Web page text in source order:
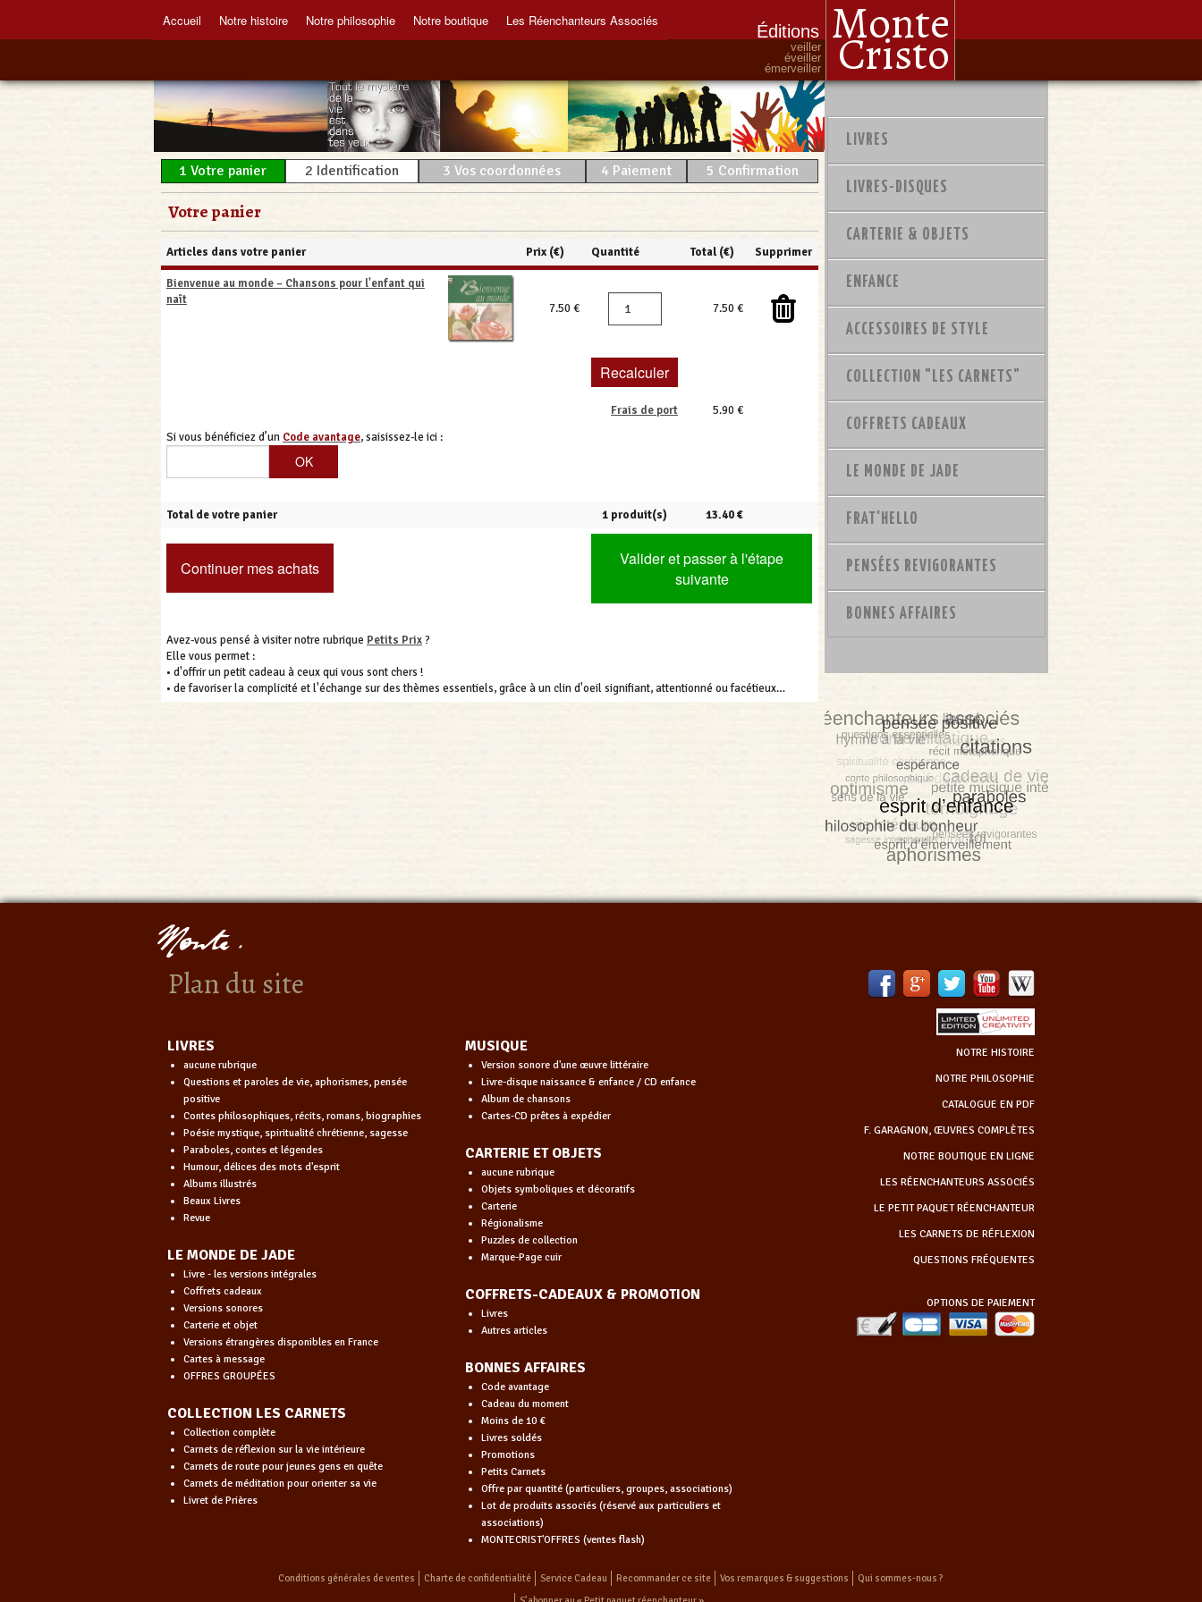
Éditions Monte
Cristo
veiller
éveiller
émerveiller
Accueil Notre histoire Notre philosophie Notre boutique Les Réenchanteurs Associés
1 Votre panier 2 Identification 3 Vos coordonnées 4 Paiement 5 Confirmation
Votre panier
Articles dans votre panier Prix (€) Quantité Total (€) Supprimer
Bienvenue au monde – Chansons pour l'enfant qui
naît
7.50 € 7.50 €
Frais de port
5.90 €
Si vous bénéficiez d’un Code avantage, saisissez-le ici :
Total de votre panier 1 produit(s) 13.40 €
Continuer mes achats
Valider et passer à l'étape
suivante
Avez-vous pensé à visiter notre rubrique Petits Prix?
Elle vous permet :
• d'offrir un petit cadeau à ceux qui vous sont chers !
• de favoriser la complicité et l'échange sur des thèmes essentiels, grâce à un clin d'oeil signifiant, attentionné ou facétieux…
LIVRES
LIVRES-DISQUES
CARTERIE & OBJETS
ENFANCE
ACCESSOIRES DE STYLE
COLLECTION "LES CARNETS"
COFFRETS CADEAUX
LE MONDE DE JADE
FRAT'HELLO
PENSÉES REVIGORANTES
BONNES AFFAIRES
Plan du site
NOTRE HISTOIRE
NOTRE PHILOSOPHIE
CATALOGUE EN PDF
F. GARAGNON, ŒUVRES COMPLÈTES
NOTRE BOUTIQUE EN LIGNE
LES RÉENCHANTEURS ASSOCIÉS
LE PETIT PAQUET RÉENCHANTEUR
LES CARNETS DE RÉFLEXION
QUESTIONS FRÉQUENTES
OPTIONS DE PAIEMENT
LIVRES
aucune rubrique
Questions et paroles de vie, aphorismes, pensée
positive
Contes philosophiques, récits, romans, biographies
Poésie mystique, spiritualité chrétienne, sagesse
Paraboles, contes et légendes
Humour, délices des mots d'esprit
Albums illustrés
Beaux Livres
Revue
LE MONDE DE JADE
Livre - les versions intégrales
Coffrets cadeaux
Versions sonores
Carterie et objet
Versions étrangères disponibles en France
Cartes à message
OFFRES GROUPÉES
COLLECTION LES CARNETS
Collection complète
Carnets de réflexion sur la vie intérieure
Carnets de route pour jeunes gens en quête
Carnets de méditation pour orienter sa vie
Livret de Prières
MUSIQUE
Version sonore d'une œuvre littéraire
Livre-disque naissance & enfance / CD enfance
Album de chansons
Cartes-CD prêtes à expédier
CARTERIE ET OBJETS
aucune rubrique
Objets symboliques et décoratifs
Carterie
Régionalisme
Puzzles de collection
Marque-Page cuir
COFFRETS-CADEAUX & PROMOTION
Livres
Autres articles
BONNES AFFAIRES
Code avantage
Cadeau du moment
Moins de 10 €
Livres soldés
Promotions
Petits Carnets
Offre par quantité (particuliers, groupes, associations)
Lot de produits associés (réservé aux particuliers et
associations)
MONTECRIST'OFFRES (ventes flash)
Conditions générales de ventes Charte de confidentialité Service Cadeau Recommander ce site Vos remarques & suggestions
Qui sommes-nous ?